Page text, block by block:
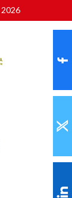
2026